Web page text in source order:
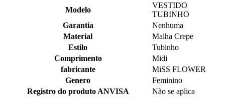
Modelo
VESTIDO
TUBINHO
Garantia
Nenhuma
Material
Malha Crepe
Estilo
Tubinho
Comprimento
Midi
fabricante
MiSS FLOWER
Genero
Feminino
Registro do produto ANVISA
Não se aplica